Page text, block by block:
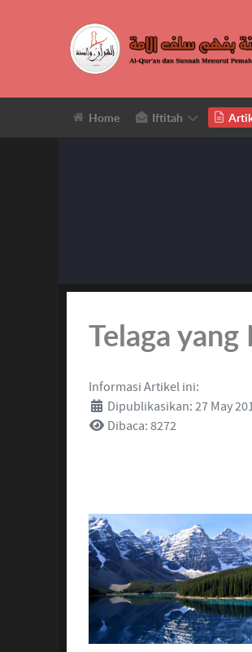
Home Iftitah
Telaga
Informasi Artikel ini:
Dipublikasikan: 27 May
Dibaca: 8272